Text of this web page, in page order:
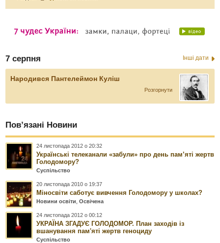
7 серпня Інші дати
Народився Пантелеймон Куліш
Розгорнути
Пов’язані Новини
24 листопада 2012 о 20:32
Українські телеканали «забули» про день пам’яті жертв
Голодомору?
Суспільство
20 листопада 2010 о 19:37
Міносвіти саботує вивчення Голодомору у школах?
Новини освіти ,Освічена
24 листопада 2012 о 00:12
УКРАЇНА ЗГАДУЄ ГОЛОДОМОР. План заходів із
вшанування пам'яті жертв геноциду
Суспільство